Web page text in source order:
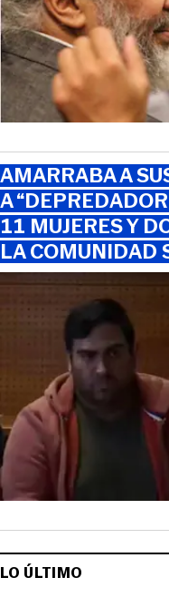
AMARRABA A
A
11 MUJERES Y
LA COMUNIDAD
LO ÚLTIMO